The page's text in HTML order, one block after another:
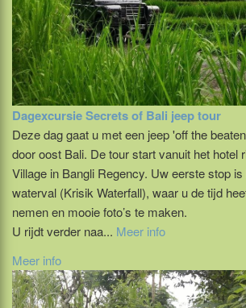
Dagexcursie Secrets of Bali jeep tour
Deze dag gaat u met een jeep 'off the
door oost Bali. De tour start vanuit het hotel
Village in Bangli Regency. Uw eerste stop
waterval (Krisik Waterfall), waar u de tijd
nemen en mooie foto’s te maken.
U rijdt verder naa... Meer info
Meer info